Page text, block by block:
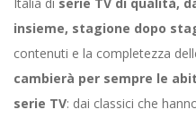
insieme, stagione dopo
contenuti e la completezza
cambierà per sempre le
serie TV: dai classici che